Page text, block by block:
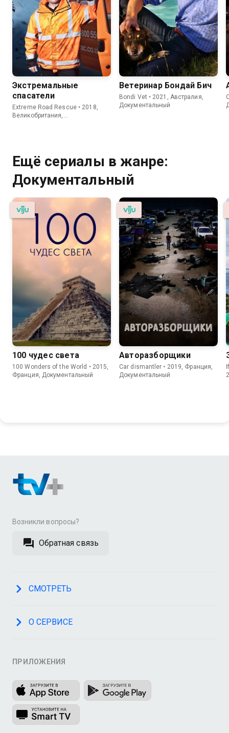
Экстремальные
спасатели
Extreme Road Rescue • 2018,
Великобритания,
Ветеринар Бондай Бич
Bondi Vet • 2021, Австралия,
Документальный
Ещё сериалы в жанре:
Документальный
100 чудес света
100 Wonders of the World • 2015,
Франция, Документальный
Авторазборщики
Car dismantler • 2019, Франция,
Документальный
Возникли вопросы?
Обратная связь
СМОТРЕТЬ
О СЕРВИСЕ
ПРИЛОЖЕНИЯ